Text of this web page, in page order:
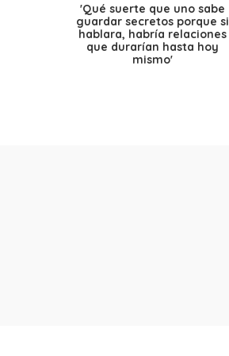
'Qué suerte que uno sabe
guardar secretos porque si
hablara, habría relaciones
que durarían hasta hoy
mismo'